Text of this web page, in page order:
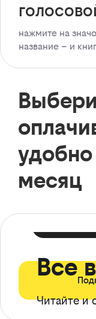
нажмите на
название – и
месяц
Все
Читайте и